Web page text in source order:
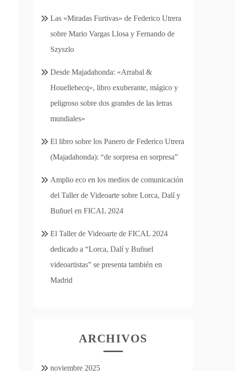
Las «Miradas Furtivas» de Federico Utrera
sobre Mario Vargas Llosa y Fernando de
Szyszlo
Desde Majadahonda: «Arrabal &
Houellebecq», libro exuberante, mágico y
peligroso sobre dos grandes de las letras
mundiales»
El libro sobre los Panero de Federico Utrera
(Majadahonda): “de sorpresa en sorpresa”
Amplio eco en los medios de comunicación
del Taller de Videoarte sobre Lorca, Dalí y
Buñuel en FICAL 2024
El Taller de Videoarte de FICAL 2024
dedicado a “Lorca, Dalí y Buñuel
videoartistas” se presenta también en
Madrid
ARCHIVOS
noviembre 2025